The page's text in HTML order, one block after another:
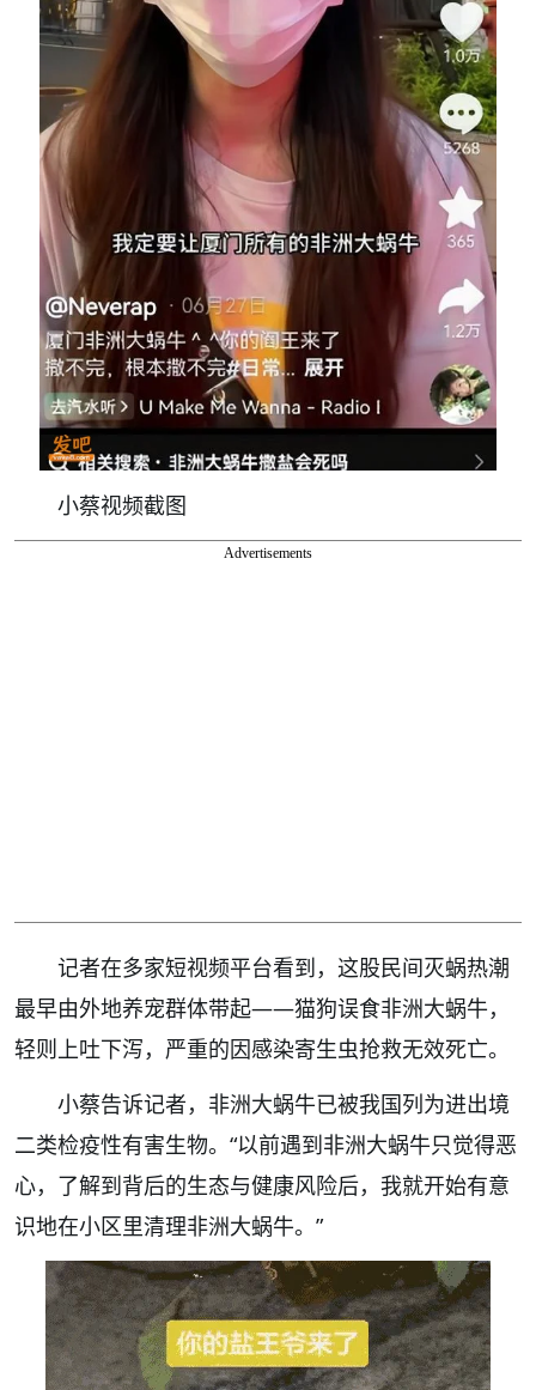
小蔡视频截图
Advertisements
记者在多家短视频平台看到，这股民间灭蜗热潮
最早由外地养宠群体带起——猫狗误食非洲大蜗牛，
轻则上吐下泻，严重的因感染寄生虫抢救无效死亡。
小蔡告诉记者，非洲大蜗牛已被我国列为进出境
二类检疫性有害生物。“以前遇到非洲大蜗牛只觉得恶
心，了解到背后的生态与健康风险后，我就开始有意
识地在小区里清理非洲大蜗牛。”